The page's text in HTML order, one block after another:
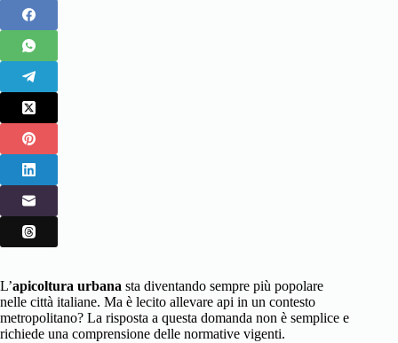
L’apicoltura urbana sta diventando sempre più popolare
nelle città italiane. Ma è lecito allevare api in un contesto
metropolitano? La risposta a questa domanda non è semplice e
richiede una comprensione delle normative vigenti.